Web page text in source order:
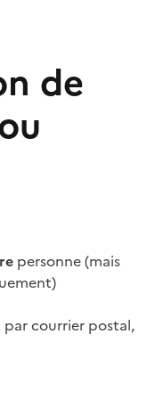
de
personne (mais
courrier postal,